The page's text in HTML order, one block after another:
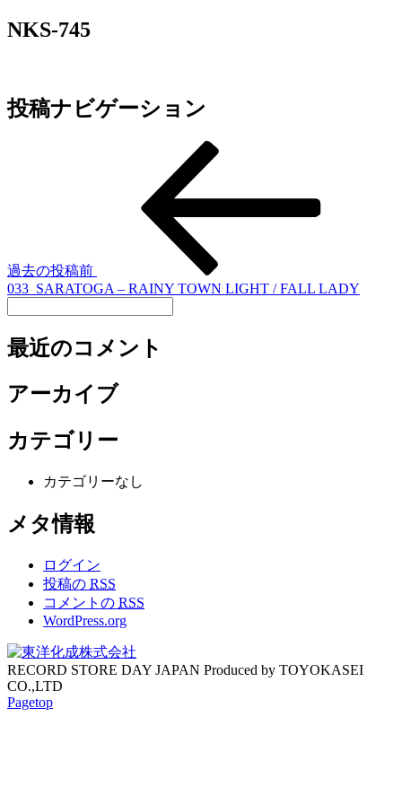
NKS-745
投稿ナビゲーション
過去の投稿前
033_SARATOGA – RAINY TOWN LIGHT / FALL LADY
最近のコメント
アーカイブ
カテゴリー
カテゴリーなし
メタ情報
ログイン
投稿の RSS
コメントの RSS
WordPress.org
RECORD STORE DAY JAPAN Produced by TOYOKASEI
CO.,LTD
Pagetop